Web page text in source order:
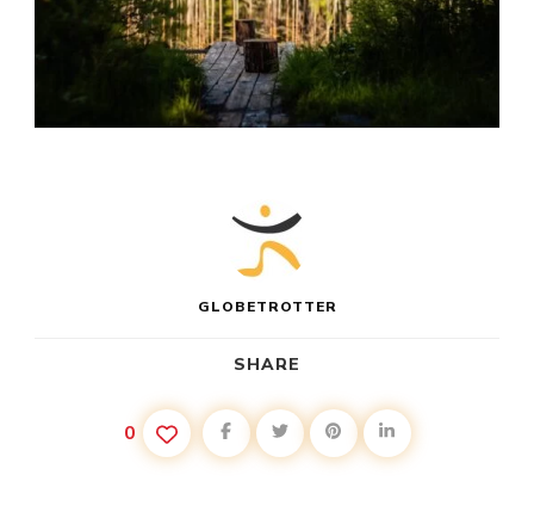
GLOBETROTTER
SHARE
0